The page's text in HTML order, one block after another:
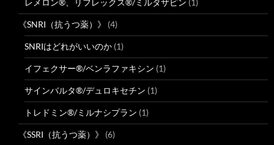
レメロン®、リフレックス®/ミルタザピン (1)
《SNRI（抗うつ薬）》 (4)
SNRIはどれがいいのか (1)
イフェクサー®/ベンラファキシン (1)
サインバルタ®/デュロキセチン (1)
トレドミン®/ミルナシプラン (1)
《SSRI（抗うつ薬）》 (6)